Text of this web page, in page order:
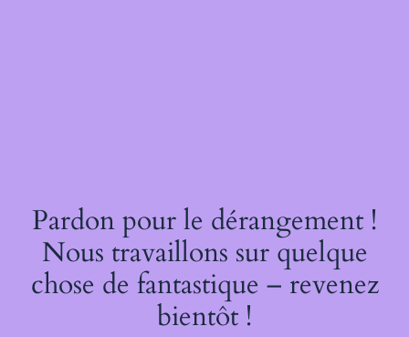
Pardon pour le dérangement !
Nous travaillons sur quelque
chose de fantastique – revenez
bientôt !